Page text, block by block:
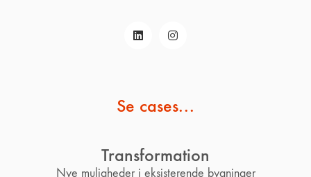
Se cases...
Transformation
Nye muligheder i eksisterende bygninger